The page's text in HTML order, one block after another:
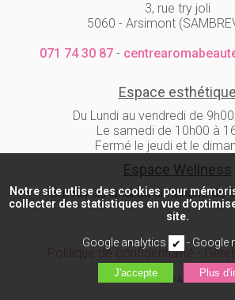
3, rue try joli
5060 - Arsimont
071 74 30 87 -
Espace esthétique
Du Lundi au vendredi de
Le samedi de 10h00 à
Fermé le jeudi et le
Espace Wellness
Sur rdv du lundi au dimanche de
Politique de confidentialité -
Réalisé par Actorielweb
Notre site utlise des cookies pour
collecter des statistiques en vue
site.
Google analytics - Google